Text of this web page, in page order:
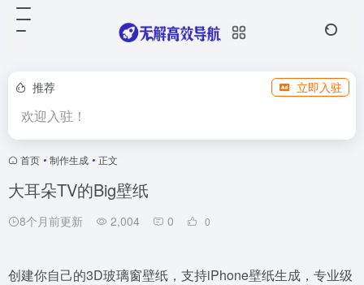
推荐 立即入驻
欢迎入驻！
首页 • 制作生成 • 正文
大耳朵TV的Big壁纸
8个月前更新 2,004 0 0
创建你自己的3D玻璃窗壁纸，支持iPhone壁纸生成，专业级